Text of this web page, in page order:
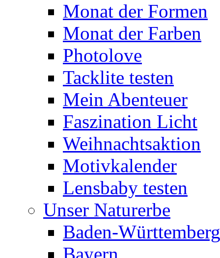
Monat der Formen
Monat der Farben
Photolove
Tacklite testen
Mein Abenteuer
Faszination Licht
Weihnachtsaktion
Motivkalender
Lensbaby testen
Unser Naturerbe
Baden-Württemberg